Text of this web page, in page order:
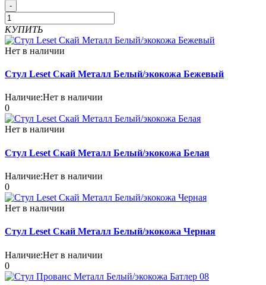
-
КУПИТЬ
Нет в наличии
Стул Leset Скай Металл Белый/экокожа Бежевый
Наличие:Нет в наличии
0
Нет в наличии
Стул Leset Скай Металл Белый/экокожа Белая
Наличие:Нет в наличии
0
Нет в наличии
Стул Leset Скай Металл Белый/экокожа Черная
Наличие:Нет в наличии
0